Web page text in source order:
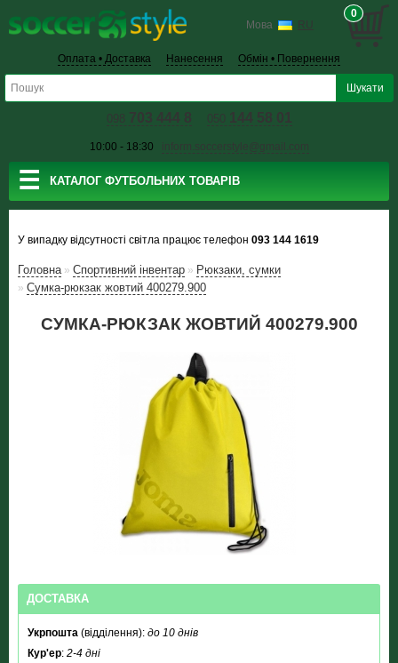
Мова RU
0
Оплата • Доставка Нанесення Обмін • Повернення
098 703 444 8 050 144 58 01
10:00 - 18:30 inform.soccerstyle@gmail.com
☰ КАТАЛОГ ФУТБОЛЬНИХ ТОВАРІВ
У випадку відсутності світла працює телефон 093 144 1619
Головна » Спортивний інвентар » Рюкзаки, сумки
» Сумка-рюкзак жовтий 400279.900
СУМКА-РЮКЗАК ЖОВТИЙ 400279.900
ДОСТАВКА
Укрпошта (відділення): до 10 днів
Кур'ер: 2-4 дні